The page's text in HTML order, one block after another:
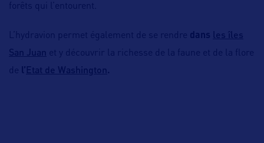
forêts qui l’entourent.
L’hydravion permet également de se rendre dans les îles
San Juan et y découvrir la richesse de la faune et de la flore
de
Etat de Washington .